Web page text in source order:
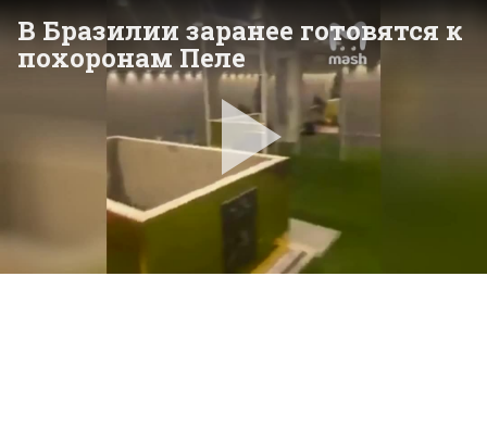
В Бразилии заранее готовятся к
похоронам Пеле